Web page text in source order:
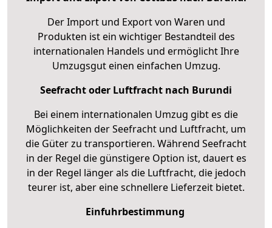
Der Import und Export von Waren und
Produkten ist ein wichtiger Bestandteil des
internationalen Handels und ermöglicht Ihre
Umzugsgut einen einfachen Umzug.
Seefracht oder Luftfracht nach Burundi
Bei einem internationalen Umzug gibt es die
Möglichkeiten der Seefracht und Luftfracht, um
die Güter zu transportieren. Während Seefracht
in der Regel die günstigere Option ist, dauert es
in der Regel länger als die Luftfracht, die jedoch
teurer ist, aber eine schnellere Lieferzeit bietet.
Einfuhrbestimmung